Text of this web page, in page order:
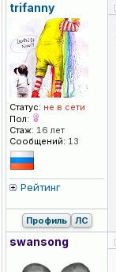
trifanny
Статус: не в сети
Пол:
Стаж: 16 лет
Сообщений: 13
Рейтинг
Профиль ЛС
swansong